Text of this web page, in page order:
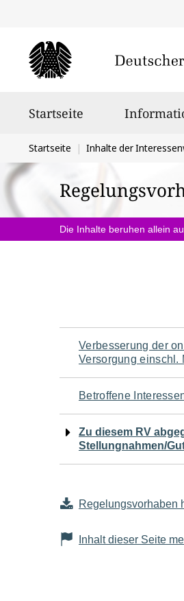
Startseite
Sie
befinden
sich
hier:
Startseite Inhalte der
Die Inhalte beruhen allein
Navigation
für
den
Verbesserung der
Versorgung einschl.
Betroffene
Zu diesem RV
Stellungnahmen/
Regelungsvorhaben
Inhalt dieser Seite